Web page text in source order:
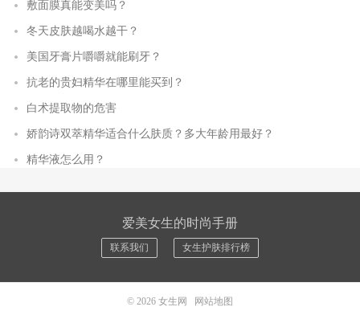
敷面膜真能变美吗？
冬天皮肤越喝水越干？
美国牙膏片嚼嚼就能刷牙？
抗老的贵妇精华在哪里能买到？
白术提取物的危害
娇韵诗双萃精华适合什么肤质？多大年龄用最好？
精华液怎么用？
爱美女生的时尚手册
联系我们 女生护肤排行榜
© 2026 女生网 网站地图